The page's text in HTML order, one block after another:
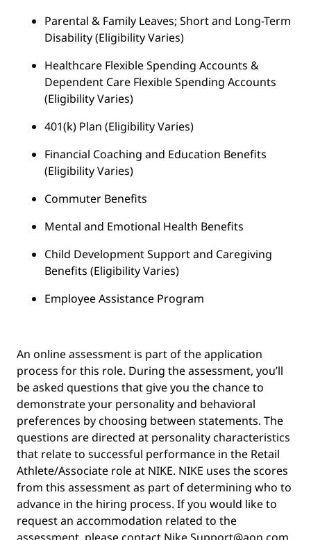
Parental & Family Leaves; Short and Long-Term
Disability (Eligibility Varies)
Healthcare Flexible Spending Accounts &
Dependent Care Flexible Spending Accounts
(Eligibility Varies)
401(k) Plan (Eligibility Varies)
Financial Coaching and Education Benefits
(Eligibility Varies)
Commuter Benefits
Mental and Emotional Health Benefits
Child Development Support and Caregiving
Benefits (Eligibility Varies)
Employee Assistance Program
An online assessment is part of the application
process for this role. During the assessment, you’ll
be asked questions that give you the chance to
demonstrate your personality and behavioral
preferences by choosing between statements. The
questions are directed at personality characteristics
that relate to successful performance in the Retail
Athlete/Associate role at NIKE. NIKE uses the scores
from this assessment as part of determining who to
advance in the hiring process. If you would like to
request an accommodation related to the